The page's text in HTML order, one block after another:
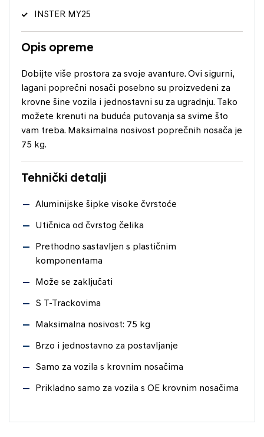
INSTER MY25
Opis opreme
Dobijte više prostora za svoje avanture. Ovi sigurni,
lagani poprečni nosači posebno su proizvedeni za
krovne šine vozila i jednostavni su za ugradnju. Tako
možete krenuti na buduća putovanja sa svime što
vam treba. Maksimalna nosivost poprečnih nosača je
75 kg.
Tehnički detalji
Aluminijske šipke visoke čvrstoće
Utičnica od čvrstog čelika
Prethodno sastavljen s plastičnim
komponentama
Može se zaključati
S T-Trackovima
Maksimalna nosivost: 75 kg
Brzo i jednostavno za postavljanje
Samo za vozila s krovnim nosačima
Prikladno samo za vozila s OE krovnim nosačima